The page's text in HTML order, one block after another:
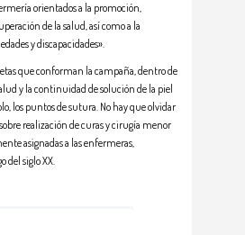
orientados a la promoción,
de la salud, así como a la
y discapacidades».
que conforman la campaña, dentro de
y la continuidad de solución de la piel
los puntos de sutura. No hay que olvidar
realización de curas y cirugía menor
asignadas a las enfermeras,
del siglo XX.